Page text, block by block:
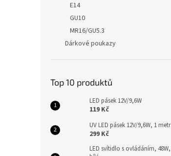
E14
GU10
MR16/GU5.3
Dárkové poukazy
Top 10 produktů
LED pásek 12V/9,6W
119 Kč
UV LED pásek 12V/9,6W, 1 metr
299 Kč
LED svítidlo s ovládáním, 48W,